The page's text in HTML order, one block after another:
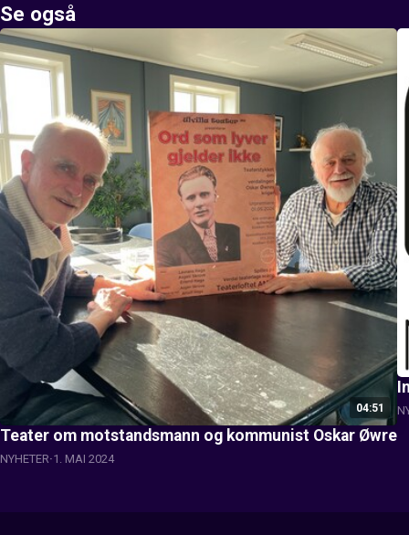
Se også
04:51
Teater om motstandsmann og kommunist Oskar Øwre
NYHETER 1. MAI 2024